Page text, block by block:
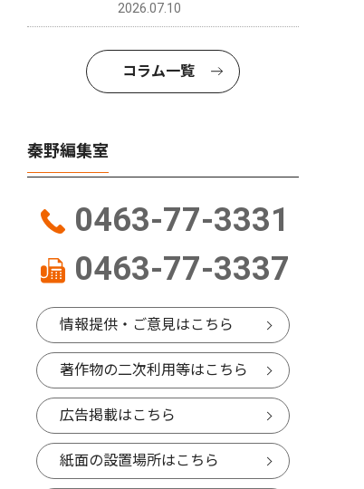
2026.07.10
コラム一覧
秦野編集室
0463-77-3331
0463-77-3337
情報提供・ご意見はこちら
著作物の二次利用等はこちら
広告掲載はこちら
紙面の設置場所はこちら